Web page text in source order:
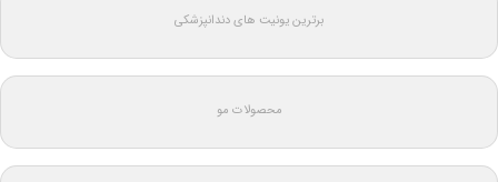
برترین یونیت های دندانپزشکی
محصولات مو